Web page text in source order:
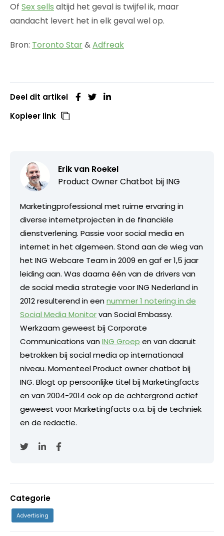
Of Sex sells altijd het geval is twijfel ik, maar
aandacht levert het in elk geval wel op.
Bron: Toronto Star&Adfreak
Deel dit artikel
Kopieer link
Erik van Roekel
Product Owner Chatbot bij ING
Marketingprofessional met ruime ervaring in
diverse internetprojecten in de financiële
dienstverlening. Passie voor social media en
internet in het algemeen. Stond aan de wieg van
het ING Webcare Team in 2009 en gaf er 1,5 jaar
leiding aan. Was daarna één van de drivers van
de social media strategie voor ING Nederland in
2012 resulterend in eennummer 1 notering in de
Social Media Monitorvan Social Embassy.
Werkzaam geweest bij Corporate
Communications vanING Groep en van daaruit
betrokken bij social media op internationaal
niveau. Momenteel Product owner chatbot bij
ING. Blogt op persoonlijke titel bij Marketingfacts
en van 2004-2014 ook op de achtergrond actief
geweest voor Marketingfacts o.a. bij de techniek
en de redactie.
Categorie
Advertising